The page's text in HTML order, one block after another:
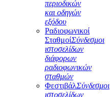
περιοδικών
και οδηγών
εξόδου
Ραδιοφωνικοί
ΣταθμοίΣύνδεσμοι
ιστοσελίδων
διάφορων
ραδιοφωνικών
σταθμών
ΦεστιβάλΣύνδεσμοι
ιστοσελίδων